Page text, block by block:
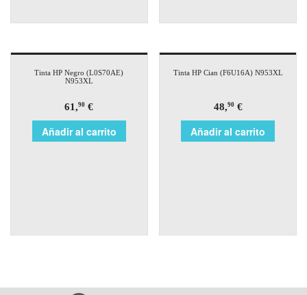
Tinta HP Negro (L0S70AE)
N953XL
61,90 €
Añadir al carrito
Tinta HP Cian (F6U16A) N953XL
48,90€
Añadir al carrito